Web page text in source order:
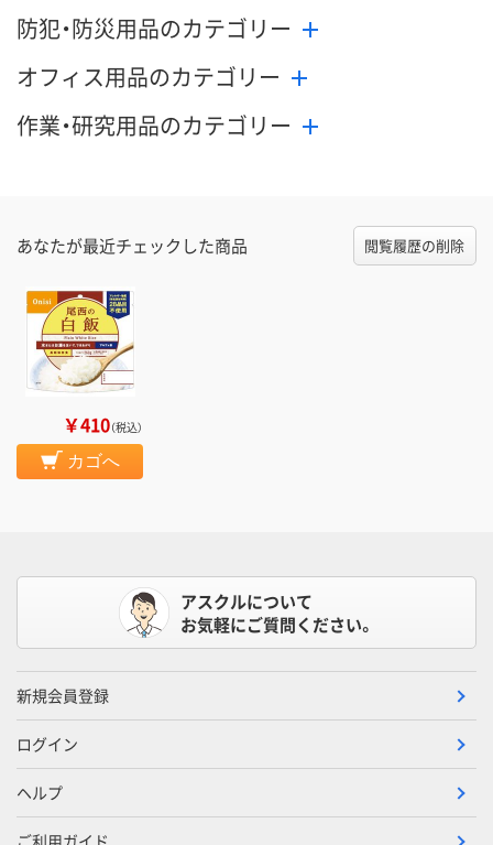
防犯・防災用品のカテゴリー
オフィス用品のカテゴリー
作業・研究用品のカテゴリー
あなたが最近チェックした商品 閲覧履歴の削除
￥410（税込）
カゴへ
アスクルについて
お気軽にご質問ください。
新規会員登録
ログイン
ヘルプ